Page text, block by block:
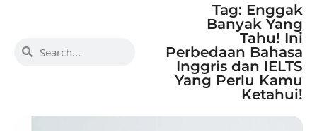
Tag: Enggak
Banyak Yang
Tahu! Ini
Perbedaan Bahasa
Inggris dan IELTS
Yang Perlu Kamu
Ketahui!